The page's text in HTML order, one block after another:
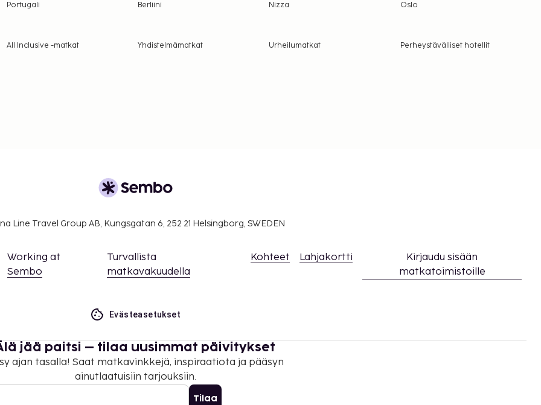
eivät
sisäänkirjautumisen
varausvahvistuksessa
ja niistä
Portugali
Berliini
Nizza Oslo
All Inclusive -matkat Yhdistelmämatkat Urheilumatkat
Perheystävälliset hotellit
Line Travel Group AB, Kungsgatan 6, 252 21 Helsingborg, SWEDEN
Working at
Sembo
Turvallista
matkavakuudella
Kohteet Lahjakortti
Kirjaudu sisään
matkatoimistoille
Evästeasetukset
jää paitsi – tilaa uusimmat päivitykset
ajan tasalla! Saat matkavinkkejä, inspiraatiota ja pääsyn
ainutlaatuisiin tarjouksiin.
Tilaa